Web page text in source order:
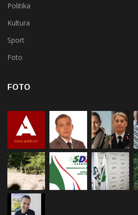
Politika
Kultura
Sport
Foto
FOTO